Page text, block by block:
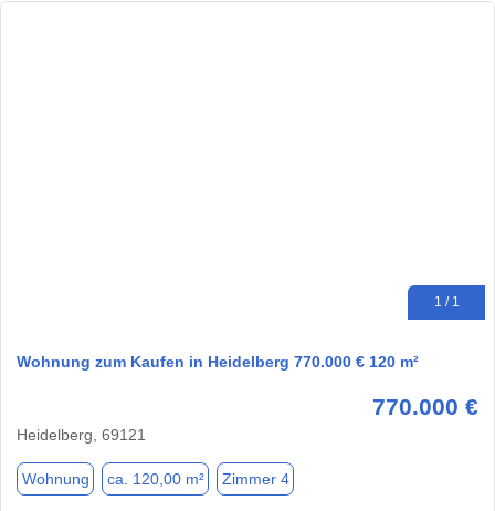
1 / 1
Wohnung zum Kaufen in Heidelberg 770.000 € 120 m²
770.000 €
Heidelberg, 69121
Wohnung ca. 120,00 m² Zimmer 4